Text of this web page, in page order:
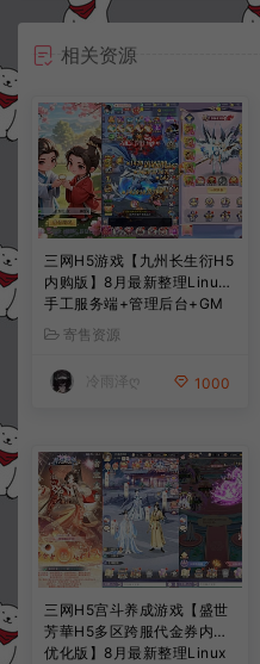
相关资源
三网H5游戏【九州长生衍H5
内购版】8月最新整理Linux
手工服务端+管理后台+GM
授权后台+简易安卓客户端
+详细搭建教程+视频教程
寄售资源
冷雨泽ღ 1000
三网H5宫斗养成游戏【盛世
芳華H5多区跨服代金券内购
优化版】8月最新整理Linux